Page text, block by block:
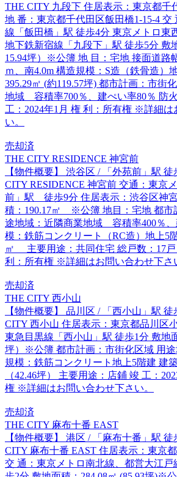
THE CITY 九段下 住居表示：東京都千
地 番：東京都千代田区飯田橋1-15-4 交
線「飯田橋」駅 徒歩4分 東京メトロ東
地下鉄新宿線「九段下」駅 徒歩5分 敷
15.94坪）※公簿 地 目：宅地 接面道路
ｍ、南4.0m 構造規模：S造（鉄骨造）
395.29㎡ (約119.57坪) 都市計画：市街
地域 容積率700％、建ぺい率80％ 防
工：2024年1月 権 利：所有権 ※詳細は
い。
売却済
THE CITY RESIDENCE 神宮前
【物件概要】 渋谷区 / 「外苑前」駅
CITY RESIDENCE 神宮前 交通：東京
前」駅 徒歩9分 住居表示：渋谷区神
積：190.17㎡ ※公簿 地目：宅地 都市
途地域：近隣商業地域 容積率400％、
模：鉄筋コンクリート（RC造）地上5
㎡ 主要用途：共同住宅 総戸数：17戸
利：所有権 ※詳細はお問い合わせ下さ
売却済
THE CITY 西小山
【物件概要】 品川区 / 「西小山」駅
CITY 西小山 住居表示：東京都品川区
東急目黒線「西小山」駅 徒歩1分 敷地
坪）※公簿 都市計画：市街化区域 用
規模：鉄筋コンクリート地上5階建 建
（42.46坪） 主要用途：店鋪 竣 工：
権 ※詳細はお問い合わせ下さい。
売却済
THE CITY 麻布十番 EAST
【物件概要】 港区 / 「麻布十番」駅
CITY 麻布十番 EAST 住居表示：東京
交 通：東京メトロ南北線、都営大江戸